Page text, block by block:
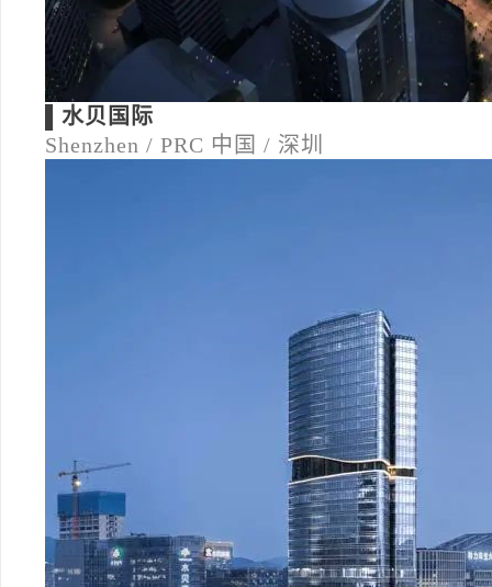
▌水贝国际
Shenzhen / PRC 中国 / 深圳